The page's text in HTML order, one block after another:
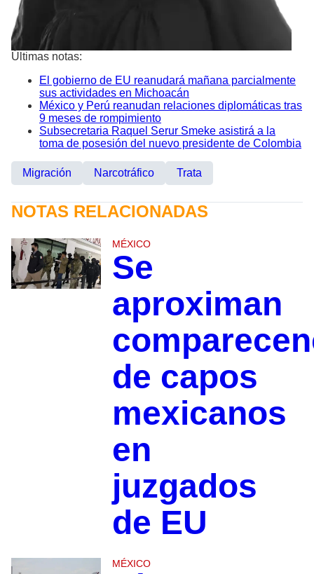
Últimas notas:
El gobierno de EU reanudará mañana parcialmente
sus actividades en Michoacán
México y Perú reanudan relaciones diplomáticas tras
9 meses de rompimiento
Subsecretaria Raquel Serur Smeke asistirá a la
toma de posesión del nuevo presidente de Colombia
Migración Narcotráfico Trata
NOTAS RELACIONADAS
MÉXICO
Se
aproximan
de capos
mexicanos
en
juzgados
de EU
MÉXICO